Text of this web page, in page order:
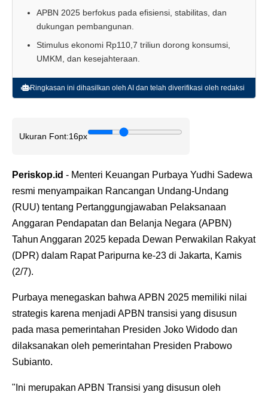
APBN 2025 berfokus pada efisiensi, stabilitas, dan
dukungan pembangunan.
Stimulus ekonomi Rp110,7 triliun dorong konsumsi,
UMKM, dan kesejahteraan.
Ringkasan ini dihasilkan oleh AI dan telah diverifikasi oleh redaksi
Ukuran Font:16px
Periskop.id - Menteri Keuangan Purbaya Yudhi Sadewa
resmi menyampaikan Rancangan Undang-Undang
(RUU) tentang Pertanggungjawaban Pelaksanaan
Anggaran Pendapatan dan Belanja Negara (APBN)
Tahun Anggaran 2025 kepada Dewan Perwakilan Rakyat
(DPR) dalam Rapat Paripurna ke-23 di Jakarta, Kamis
(2/7).
‎Purbaya menegaskan bahwa APBN 2025 memiliki nilai
strategis karena menjadi APBN transisi yang disusun
pada masa pemerintahan Presiden Joko Widodo dan
dilaksanakan oleh pemerintahan Presiden Prabowo
Subianto.
‎"Ini merupakan APBN Transisi yang disusun oleh